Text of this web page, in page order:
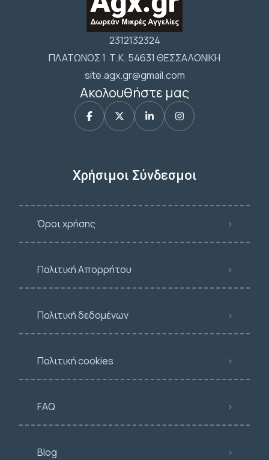
2312132324
ΠΛΑΤΩΝΟΣ 1 Τ.Κ. 54631 ΘΕΣΣΑΛΟΝΙΚΗ
site.agx.gr@gmail.com
Ακολουθήστε μας
Χρήσιμοι Σύνδεσμοι
Όροι χρήσης
Πολιτική Απορρήτου
Πολιτική δεδομένων
Πολιτική cookies
FAQ
Blog